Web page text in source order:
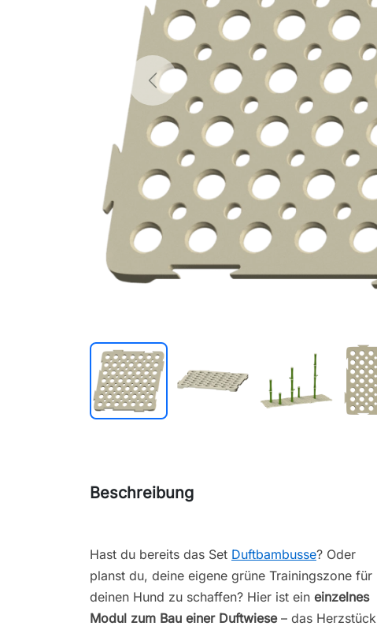
Previous
Beschreibung
Hast du bereits das Set Duftbambusse? Oder
planst du, deine eigene grüne Trainingszone für
deinen Hund zu schaffen? Hier ist ein einzelnes
Modul zum Bau einer Duftwiese– das Herzstück